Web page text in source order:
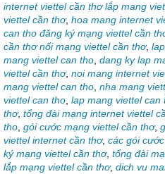
internet viettel cần thơ lắp mang
viettel cần thơ, hoa mang internet
can tho đăng ký mạng viettel cần
cần thơ nối mạng viettel cần thơ,
mang viettel can tho dang ky lap
viettel cần thơ, noi mang internet
mang viettel can tho nha mang
viettel can tho lap mang viettel can
thơ, tổng đài mạng internet viettel
tho gói cước mạng viettel cần thơ,
viettel internet cần thơ, các gói
ký mạng viettel cần thơ, tổng đài
lắp mạng viettel cần thơ, dich vu